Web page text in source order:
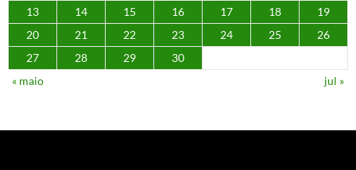
13 14 15 16 17 18
19
20
21 22 23 24 25
26
27
28 29
30
« maio
jul »